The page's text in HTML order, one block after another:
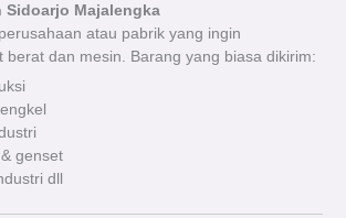
Sidoarjo Majalengka
atau pabrik yang ingin
berat dan mesin. Barang yang biasa dikirim:
genset
dll